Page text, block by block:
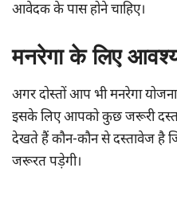
आवेदक के पास होने चाहिए।
मनरेगा के लिए
अगर दोस्तों आप भी मनरेगा
इसके लिए आपको कुछ जरूरी
देखते हैं कौन-कौन से दस्तावेज है
जरूरत पड़ेगी।